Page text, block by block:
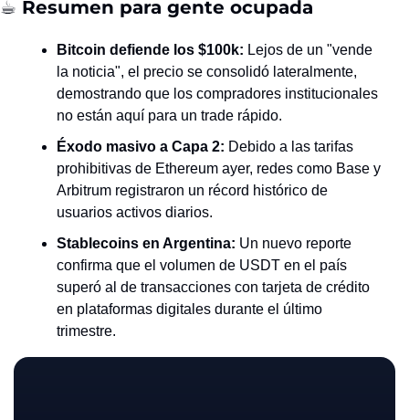
☕ Resumen para gente ocupada
Bitcoin defiende los $100k: Lejos de un "vende
la noticia", el precio se consolidó lateralmente,
demostrando que los compradores institucionales
no están aquí para un trade rápido.
Éxodo masivo a Capa 2: Debido a las tarifas
prohibitivas de Ethereum ayer, redes como Base y
Arbitrum registraron un récord histórico de
usuarios activos diarios.
Stablecoins en Argentina: Un nuevo reporte
confirma que el volumen de USDT en el país
superó al de transacciones con tarjeta de crédito
en plataformas digitales durante el último
trimestre.